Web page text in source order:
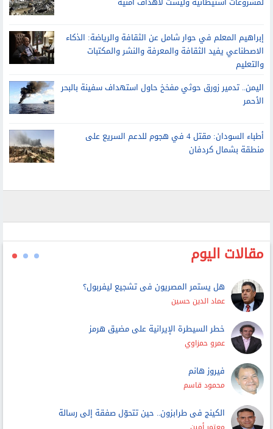
إبراهيم المعلم في حوار شامل عن الثقافة والرياضة: الذكاء
الاصطناعي يفيد الثقافة والمعرفة والنشر والمكتبات
والتعليم
اليمن.. تدمير زورق حوثي مفخخ حاول استهداف سفينة بالبحر
الأحمر
أطباء السودان: مقتل 4 في هجوم للدعم السريع على
منطقة بشمال كردفان
مقالات اليوم
هل يستمر المصريون فى تشجيع ليفربول؟
عماد الدين حسين
خطر السيطرة الإيرانية على مضيق هرمز
عمرو حمزاوي
فيروز هانم
محمود قاسم
الكينج فى طرابزون.. حين تتحوّل صفقة إلى رسالة
معتمر أمين